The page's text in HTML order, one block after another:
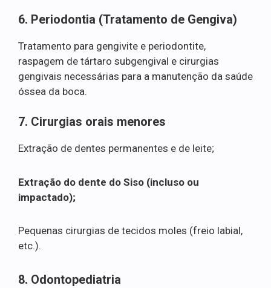
6. Periodontia (Tratamento de Gengiva)
Tratamento para gengivite e periodontite,
raspagem de tártaro subgengival e cirurgias
gengivais necessárias para a manutenção da saúde
óssea da boca.
7. Cirurgias orais menores
Extração de dentes permanentes e de leite;
Extração do dente do Siso (incluso ou
impactado);
Pequenas cirurgias de tecidos moles (freio labial,
etc.).
8. Odontopediatria